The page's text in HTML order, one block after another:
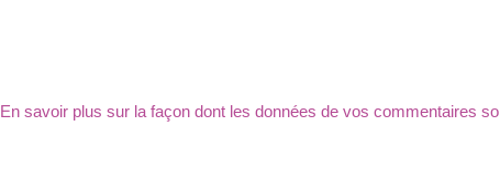
En savoir plus sur la façon dont les données de vos commentaires